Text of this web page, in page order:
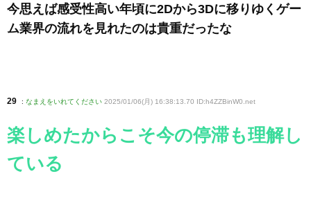
今思えば感受性高い年頃に2Dから3Dに移りゆくゲー
ム業界の流れを見れたのは貴重だったな
29 : なまえをいれてください 2025/01/06(月) 16:38:13.70 ID:h4ZZBinW0 .net
楽しめたからこそ今の停滞も理解し
ている